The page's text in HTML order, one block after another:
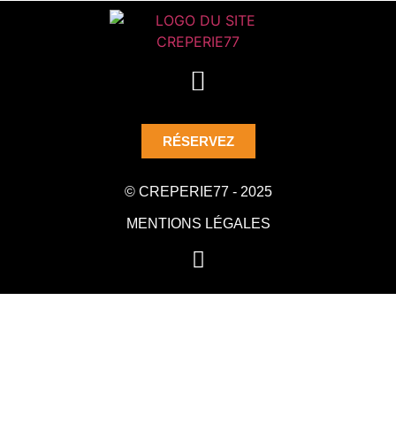
RÉSERVEZ
© CREPERIE77 - 2025
MENTIONS LÉGALES